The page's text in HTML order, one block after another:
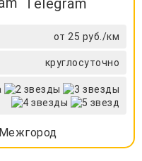
от 25 руб./км
круглосуточно
Межгород